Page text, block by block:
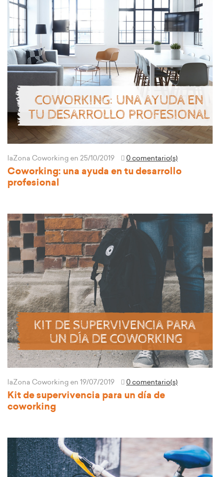
laZona Coworking en 25/10/2019 0 comentario(s)
Coworking: una ayuda en tu desarrollo
profesional
laZona Coworking en 19/07/2019 0 comentario(s)
Kit de supervivencia para un día de
coworking